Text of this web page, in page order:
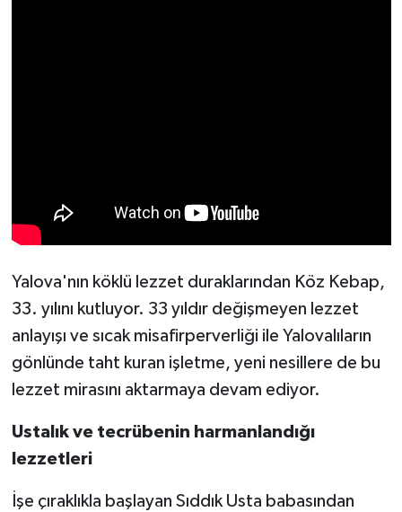
Yalova'nın köklü lezzet duraklarından Köz Kebap,
33. yılını kutluyor. 33 yıldır değişmeyen lezzet
anlayışı ve sıcak misafirperverliği ile Yalovalıların
gönlünde taht kuran işletme, yeni nesillere de bu
lezzet mirasını aktarmaya devam ediyor.
Ustalık ve tecrübenin harmanlandığı
lezzetleri
İşe çıraklıkla başlayan Sıddık Usta babasından